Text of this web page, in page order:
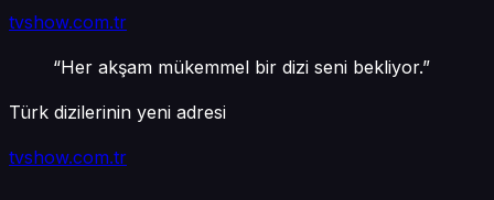
tvshow.com.tr
“Her akşam mükemmel bir dizi seni bekliyor.”
Türk dizilerinin yeni adresi
tvshow.com.tr